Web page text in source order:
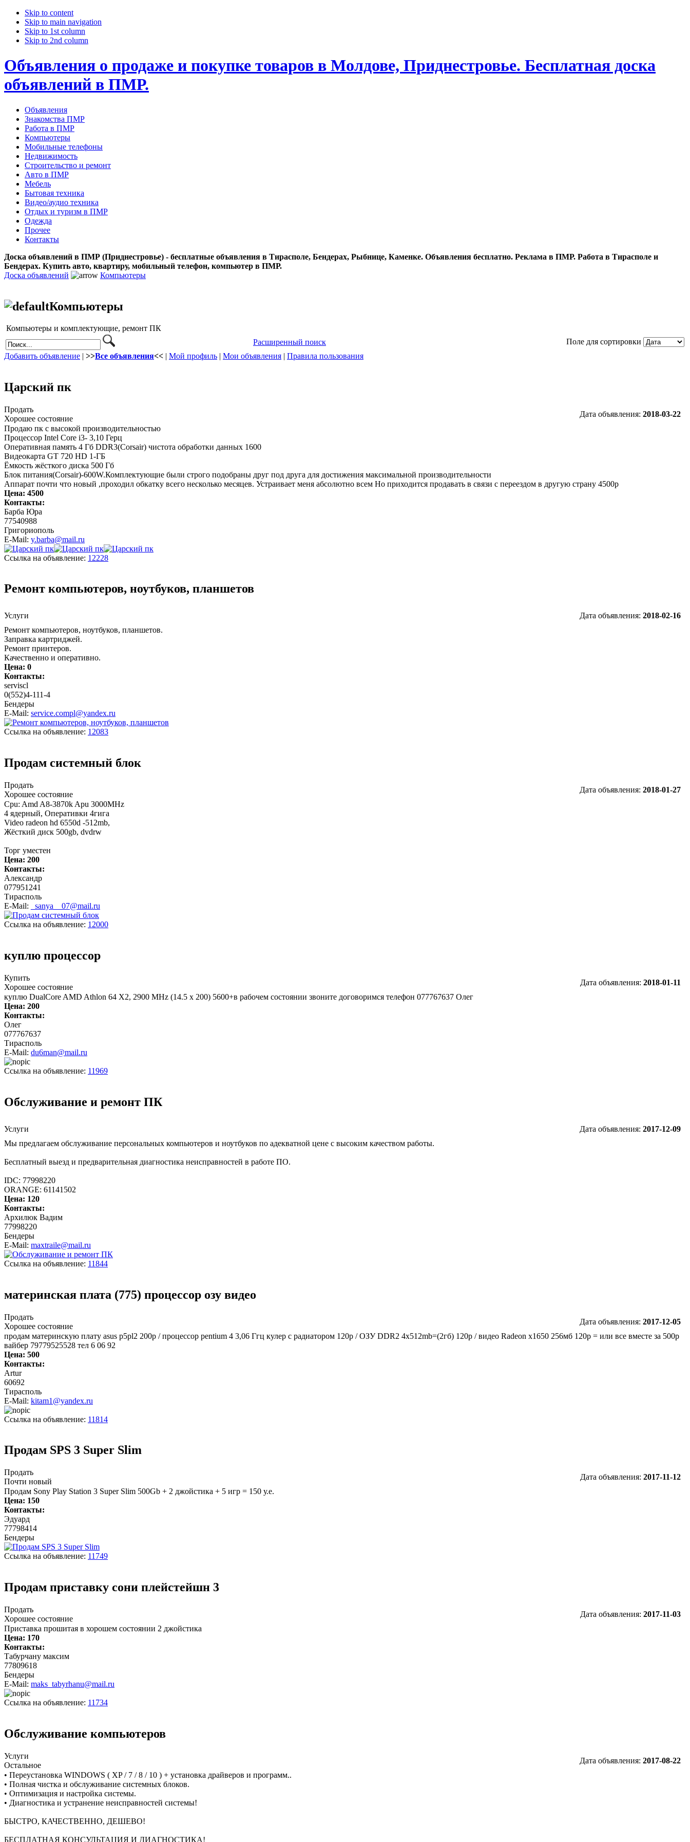
Skip to content
Skip to main navigation
Skip to 1st column
Skip to 2nd column
Объявления о продаже и покупке товаров в Молдове, Приднестровье. Бесплатная доска
объявлений в ПМР.
Объявления
Знакомства ПМР
Работа в ПМР
Компьютеры
Мобильные телефоны
Недвижимость
Строительство и ремонт
Авто в ПМР
Мебель
Бытовая техника
Видео/аудио техника
Отдых и туризм в ПМР
Одежда
Прочее
Контакты
Доска объявлений в ПМР (Приднестровье) - бесплатные объявления в Тирасполе, Бендерах, Рыбнице, Каменке. Объявления бесплатно. Реклама в ПМР. Работа в Тирасполе и
Бендерах. Купить авто, квартиру, мобильный телефон, компьютер в ПМР.
Доска объявлений
Компьютеры
Компьютеры
Компьютеры и комплектующие, ремонт ПК
Расширенный поиск
Поле для сортировки
Добавить объявление | >>Все объявления<< | Мой профиль | Мои объявления | Правила пользования
Царский пк
Продать
Хорошее состояние
Дата объявления: 2018-03-22
Продаю пк с высокой производительностью
Процессор Intel Core i3- 3,10 Герц
Оперативная память 4 Гб DDR3(Corsair) чистота обработки данных 1600
Видеокарта GT 720 HD 1-ГБ
Ёмкость жёсткого диска 500 Гб
Блок питания(Corsair)-600W.Комплектующие были строго подобраны друг под друга для достижения максимальной производительности
Аппарат почти что новый ,проходил обкатку всего несколько месяцев. Устраивает меня абсолютно всем Но приходится продавать в связи с переездом в другую страну 4500р
Цена: 4500
Контакты:
Барба Юра
77540988
Григориополь
E-Mail: y.barba@mail.ru
Ссылка на объявление: 12228
Ремонт компьютеров, ноутбуков, планшетов
Услуги Дата объявления: 2018-02-16
Ремонт компьютеров, ноутбуков, планшетов.
Заправка картриджей.
Ремонт принтеров.
Качественно и оперативно.
Цена: 0
Контакты:
serviscl
0(552)4-111-4
Бендеры
E-Mail: service.compl@yandex.ru
Ссылка на объявление: 12083
Продам системный блок
Продать
Хорошее состояние
Дата объявления: 2018-01-27
Cpu: Amd A8-3870k Apu 3000MHz
4 ядерный, Оперативки 4гига
Video radeon hd 6550d -512mb,
Жёсткий диск 500gb, dvdrw
Торг уместен
Цена: 200
Контакты:
Александр
077951241
Тирасполь
E-Mail:
_sanya__07@mail.ru
Ссылка на объявление: 12000
куплю процессор
Купить
Хорошее состояние
Дата объявления: 2018-01-11
куплю DualCore AMD Athlon 64 X2, 2900 MHz (14.5 x 200) 5600+в рабочем состоянии звоните договоримся телефон 077767637 Олег
Цена: 200
Контакты:
Олег
077767637
Тирасполь
E-Mail: du6man@mail.ru
Ссылка на объявление: 11969
Обслуживание и ремонт ПК
Услуги Дата объявления: 2017-12-09
Мы предлагаем обслуживание персональных компьютеров и ноутбуков по адекватной цене с высоким качеством работы.
Бесплатный выезд и предварительная диагностика неисправностей в работе ПО.
IDC: 77998220
ORANGE: 61141502
Цена: 120
Контакты:
Архилюк Вадим
77998220
Бендеры
E-Mail: maxtraile@mail.ru
Ссылка на объявление: 11844
материнская плата (775) процессор озу видео
Продать
Хорошее состояние
Дата объявления: 2017-12-05
продам материнскую плату asus p5pl2 200p / процессор pentium 4 3,06 Ггц кулер с радиатором 120р / ОЗУ DDR2 4x512mb=(2гб) 120p / видео Radeon x1650 256мб 120р = или все вместе за 500р
вайбер 79779525528 тел 6 06 92
Цена: 500
Контакты:
Artur
60692
Тирасполь
E-Mail: kitam1@yandex.ru
Ссылка на объявление: 11814
Продам SPS 3 Super Slim
Продать
Почти новый
Дата объявления: 2017-11-12
Продам Sony Play Station 3 Super Slim 500Gb + 2 джойстика + 5 игр = 150 у.е.
Цена: 150
Контакты:
Эдуард
77798414
Бендеры
Ссылка на объявление: 11749
Продам приставку сони плейстейшн 3
Продать
Хорошее состояние
Дата объявления: 2017-11-03
Приставка прошитая в хорошем состоянии 2 джойстика
Цена: 170
Контакты:
Табурчану максим
77809618
Бендеры
E-Mail: maks_tabyrhanu@mail.ru
Ссылка на объявление: 11734
Обслуживание компьютеров
Услуги
Остальное
Дата объявления: 2017-08-22
• Переустановка WINDOWS ( XP / 7 / 8 / 10 ) + установка драйверов и программ..
• Полная чистка и обслуживание системных блоков.
• Оптимизация и настройка системы.
• Диагностика и устранение неисправностей системы!
БЫСТРО, КАЧЕСТВЕННО, ДЕШЕВО!
БЕСПЛАТНАЯ КОНСУЛЬТАЦИЯ И ДИАГНОСТИКА!